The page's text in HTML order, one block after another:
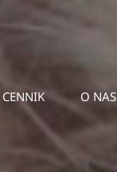
CENNIK O NAS